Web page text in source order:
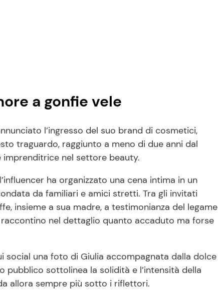
a gonfie vele
l’ingresso del suo brand di cosmetici,
traguardo, raggiunto a meno di due anni dal
nel settore beauty.
ha organizzato una cena intima in un
da familiari e amici stretti. Tra gli invitati
insieme a sua madre, a testimonianza del legame
nel dettaglio quanto accaduto ma forse
social una foto di Giulia accompagnata dalla dolce
pubblico sottolinea la solidità e l’intensità della
allora sempre più sotto i riflettori.